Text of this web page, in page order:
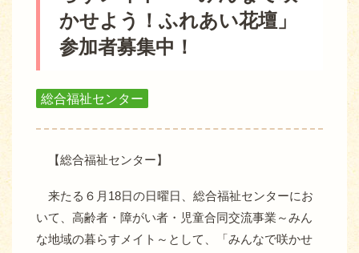
かせよう！ふれあい花壇」
参加者募集中！
総合福祉センター
【総合福祉センター】
来たる６月18日の日曜日、総合福祉センターにお
いて、高齢者・障がい者・児童合同交流事業～みん
な地域の暮らすメイト～として、「みんなで咲かせ